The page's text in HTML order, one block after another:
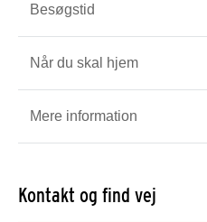
Besøgstid
Når du skal hjem
Mere information
Kontakt og find vej